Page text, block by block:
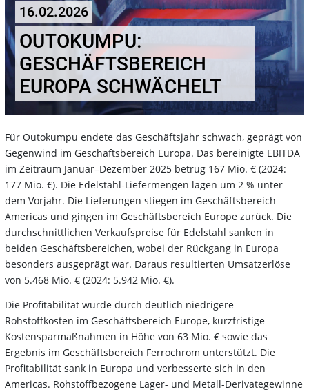
16.02.2026
OUTOKUMPU:
GESCHÄFTSBEREICH
EUROPA SCHWÄCHELT
Für Outokumpu endete das Geschäftsjahr schwach, geprägt von
Gegenwind im Geschäftsbereich Europa. Das bereinigte EBITDA
im Zeitraum Januar–Dezember 2025 betrug 167 Mio. € (2024:
177 Mio. €). Die Edelstahl-Liefermengen lagen um 2 % unter
dem Vorjahr. Die Lieferungen stiegen im Geschäftsbereich
Americas und gingen im Geschäftsbereich Europe zurück. Die
durchschnittlichen Verkaufspreise für Edelstahl sanken in
beiden Geschäftsbereichen, wobei der Rückgang in Europa
besonders ausgeprägt war. Daraus resultierten Umsatzerlöse
von 5.468 Mio. € (2024: 5.942 Mio. €).
Die Profitabilität wurde durch deutlich niedrigere
Rohstoffkosten im Geschäftsbereich Europe, kurzfristige
Kostensparmaßnahmen in Höhe von 63 Mio. € sowie das
Ergebnis im Geschäftsbereich Ferrochrom unterstützt. Die
Profitabilität sank in Europa und verbesserte sich in den
Americas. Rohstoffbezogene Lager- und Metall-Derivategewinne